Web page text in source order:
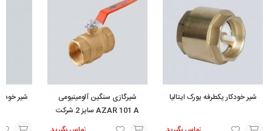
شیر خودکار یکطرفه یورک ایتالیا
شیرگازی سنگین آلومینیومی
AZAR 101 A سایز 2 شرکت
شیر